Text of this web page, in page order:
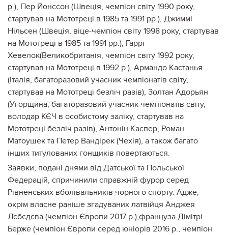
р.), Пер Йонссон (Швеція, чемпіон світу 1990 року,
стартував на Мототреці в 1985 та 1991 рр.), Джиммі
Нільсен (Швеція, віце-чемпіон світу 1998 року, стартував
на Мототреці в 1985 та 1991 рр.), Гаррі
Хевелок(Великобританія, чемпіон світу 1992 року,
стартував на Мототреці в 1992 р.), Армандо Кастанья
(Італія, багаторазовий учасник чемпіонатів світу,
стартував на Мототреці безліч разів), Золтан Адорьян
(Угорщина, багаторазовий учасник чемпіонатів світу,
володар КЄЧ в особистому заліку, стартував на
Мототреці безліч разів), Антонін Каспер, Роман
Матоушек та Петер Вандірек (Чехія), а також багато
інших титулованих гонщиків повертаються.
Заявки, подані днями від Датської та Польської
Федерацій, спричинили справжній фурор серед
Рівненських вболівальників чорного спорту. Адже,
окрім власне раніше згадуваних латвійця Анджея
Лєбєдєва (чемпіон Європи 2017 р.),француза Дімітрі
Берже (чемпіон Європи серед юніорів 2016 р., чемпіон